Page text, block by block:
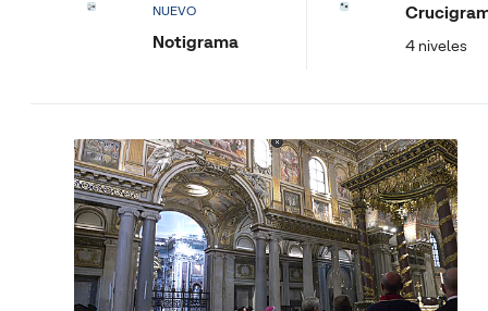
NUEVO
Notigrama 4 niveles